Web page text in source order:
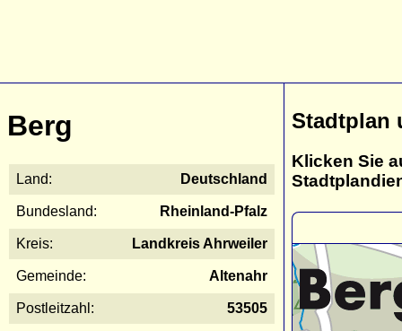
Berg
Land: Deutschland
Bundesland: Rheinland-Pfalz
Kreis: Landkreis Ahrweiler
Gemeinde: Altenahr
Postleitzahl: 53505
Stadtplan
Klicken Sie